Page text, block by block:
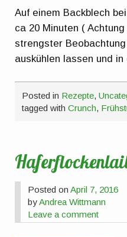
Auf einem Backblech
ca 20 Minuten (
strengster
auskühlen lassen und
Posted in Rezepte,
tagged withCrunch,
Posted onApril 7, 2016
byAndrea Wittmann
Leave a comment